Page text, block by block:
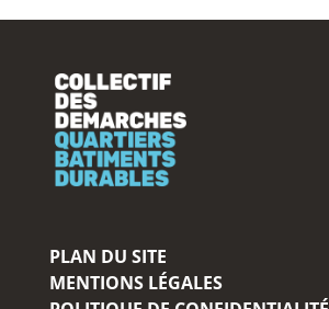
PLAN DU SITE
MENTIONS LÉGALES